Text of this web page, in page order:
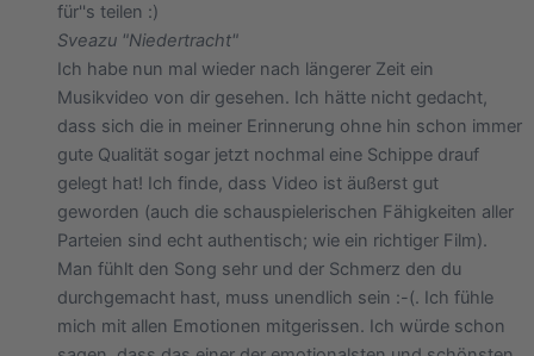
für''s teilen :)
Sveazu "Niedertracht"
Ich habe nun mal wieder nach längerer Zeit ein
Musikvideo von dir gesehen. Ich hätte nicht gedacht,
dass sich die in meiner Erinnerung ohne hin schon immer
gute Qualität sogar jetzt nochmal eine Schippe drauf
gelegt hat! Ich finde, dass Video ist äußerst gut
geworden (auch die schauspielerischen Fähigkeiten aller
Parteien sind echt authentisch; wie ein richtiger Film).
Man fühlt den Song sehr und der Schmerz den du
durchgemacht hast, muss unendlich sein :-(. Ich fühle
mich mit allen Emotionen mitgerissen. Ich würde schon